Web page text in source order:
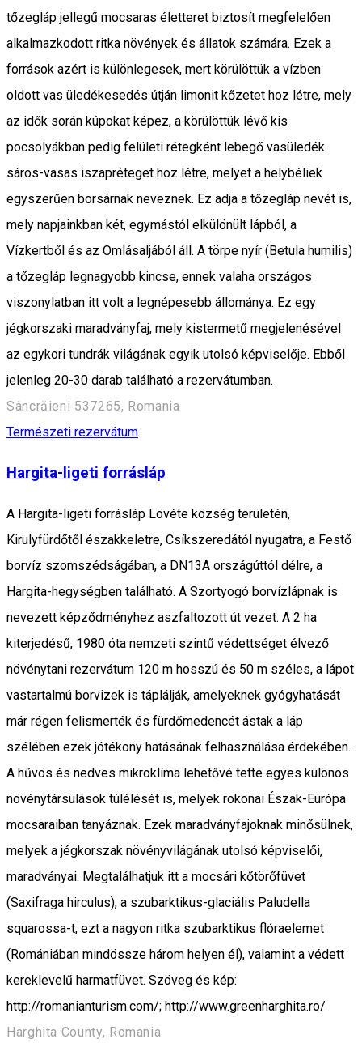
tőzegláp jellegű mocsaras életteret biztosít megfelelően
alkalmazkodott ritka növények és állatok számára. Ezek a
források azért is különlegesek, mert körülöttük a vízben
oldott vas üledékesedés útján limonit kőzetet hoz létre, mely
az idők során kúpokat képez, a körülöttük lévő kis
pocsolyákban pedig felületi rétegként lebegő vasüledék
sáros-vasas iszapréteget hoz létre, melyet a helybéliek
egyszerűen borsárnak neveznek. Ez adja a tőzegláp nevét is,
mely napjainkban két, egymástól elkülönült lápból, a
Vízkertből és az Omlásaljából áll. A törpe nyír (Betula humilis)
a tőzegláp legnagyobb kincse, ennek valaha országos
viszonylatban itt volt a legnépesebb állománya. Ez egy
jégkorszaki maradványfaj, mely kistermetű megjelenésével
az egykori tundrák világának egyik utolsó képviselője. Ebből
jelenleg 20-30 darab található a rezervátumban.
Sâncrăieni 537265, Romania
Természeti rezervátum
Hargita-ligeti forrásláp
A Hargita-ligeti forrásláp Lövéte község területén,
Kirulyfürdőtől északkeletre, Csíkszeredától nyugatra, a Festő
borvíz szomszédságában, a DN13A országúttól délre, a
Hargita-hegységben található. A Szortyogó borvízlápnak is
nevezett képződményhez aszfaltozott út vezet. A 2 ha
kiterjedésű, 1980 óta nemzeti szintű védettséget élvező
növénytani rezervátum 120 m hosszú és 50 m széles, a lápot
vastartalmú borvizek is táplálják, amelyeknek gyógyhatását
már régen felismerték és fürdőmedencét ástak a láp
szélében ezek jótékony hatásának felhasználása érdekében.
A hűvös és nedves mikroklíma lehetővé tette egyes különös
növénytársulások túlélését is, melyek rokonai Észak-Európa
mocsaraiban tanyáznak. Ezek maradványfajoknak minősülnek,
melyek a jégkorszak növényvilágának utolsó képviselői,
maradványai. Megtalálhatjuk itt a mocsári kőtörőfüvet
(Saxifraga hirculus), a szubarktikus-glaciális Paludella
squarossa-t, ezt a nagyon ritka szubarktikus flóraelemet
(Romániában mindössze három helyen él), valamint a védett
kereklevelű harmatfüvet. Szöveg és kép:
http://romanianturism.com/; http://www.greenharghita.ro/
Harghita County, Romania